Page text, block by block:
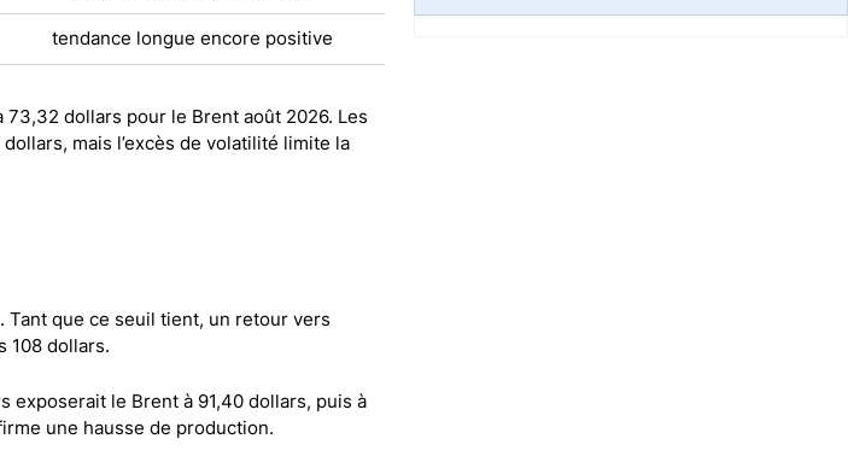
tendance longue encore positive
dollars pour le Brent août 2026. Les
mais l’excès de volatilité limite la
Tant que ce seuil tient, un retour vers
108 dollars.
exposerait le Brent à 91,40 dollars, puis à
une hausse de production.